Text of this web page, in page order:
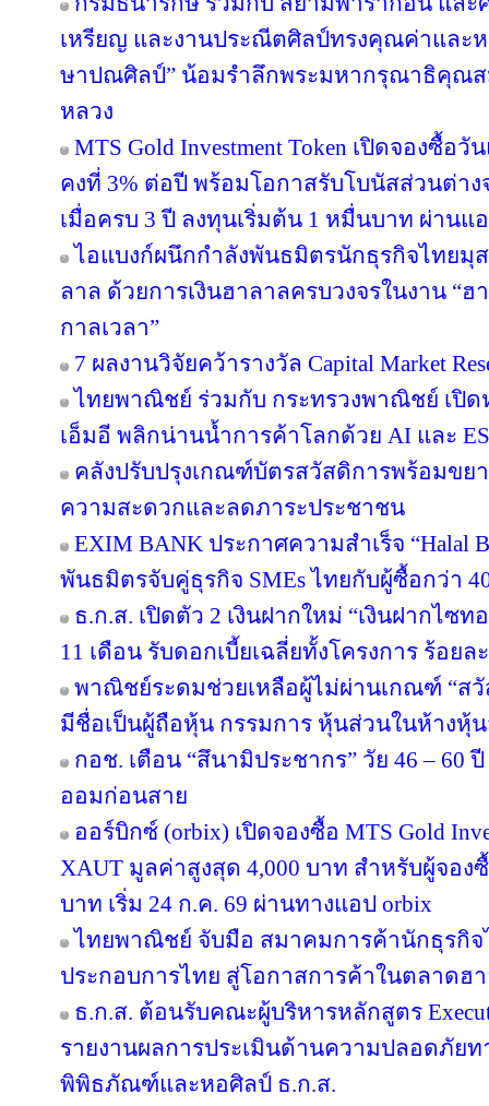
เหรียญ และงานประณีตศิลป์ทรงคุณค่าและ
ษาปณศิลป์” น้อมรำลึกพระมหากรุณาธิคุณ
หลวง
MTS Gold Investment Token เปิดจองซื้อ
คงที่ 3% ต่อปี พร้อมโอกาสรับโบนัสส่วนต่า
เมื่อครบ 3 ปี ลงทุนเริ่มต้น 1 หมื่นบาท ผ่านแ
ไอแบงก์ผนึกกำลังพันธมิตรนักธุรกิจไทยมุ
ลาล ด้วยการเงินฮาลาลครบวงจรในงาน “
กาลเวลา”
7 ผลงานวิจัยคว้ารางวัล Capital Market
ไทยพาณิชย์ ร่วมกับ กระทรวงพาณิชย์ เปิด
เอ็มอี พลิกน่านน้ำการค้าโลกด้วย AI และ
คลังปรับปรุงเกณฑ์บัตรสวัสดิการพร้อมขย
ความสะดวกและลดภาระประชาชน
EXIM BANK ประกาศความสำเร็จ “Halal
พันธมิตรจับคู่ธุรกิจ SMEs ไทยกับผู้ซื้อกว่า
ธ.ก.ส. เปิดตัว 2 เงินฝากใหม่ “เงินฝากไซท
11 เดือน รับดอกเบี้ยเฉลี่ยทั้งโครงการ ร้อยล
พาณิชย์ระดมช่วยเหลือผู้ไม่ผ่านเกณฑ์ “ส
มีชื่อเป็นผู้ถือหุ้น กรรมการ หุ้นส่วนในห้างหุ้
กอช. เตือน “สึนามิประชากร” วัย 46 – 60
ออมก่อนสาย
ออร์บิกซ์ (orbix) เปิดจองซื้อ MTS Gold
XAUT มูลค่าสูงสุด 4,000 บาท สำหรับผู้จอง
บาท เริ่ม 24 ก.ค. 69 ผ่านทางแอป orbix
ไทยพาณิชย์ จับมือ สมาคมการค้านักธุรกิ
ประกอบการไทย สู่โอกาสการค้าในตลาดฮ
ธ.ก.ส. ต้อนรับคณะผู้บริหารหลักสูตร
รายงานผลการประเมินด้านความปลอดภัยท
พิพิธภัณฑ์และหอศิลป์ ธ.ก.ส.